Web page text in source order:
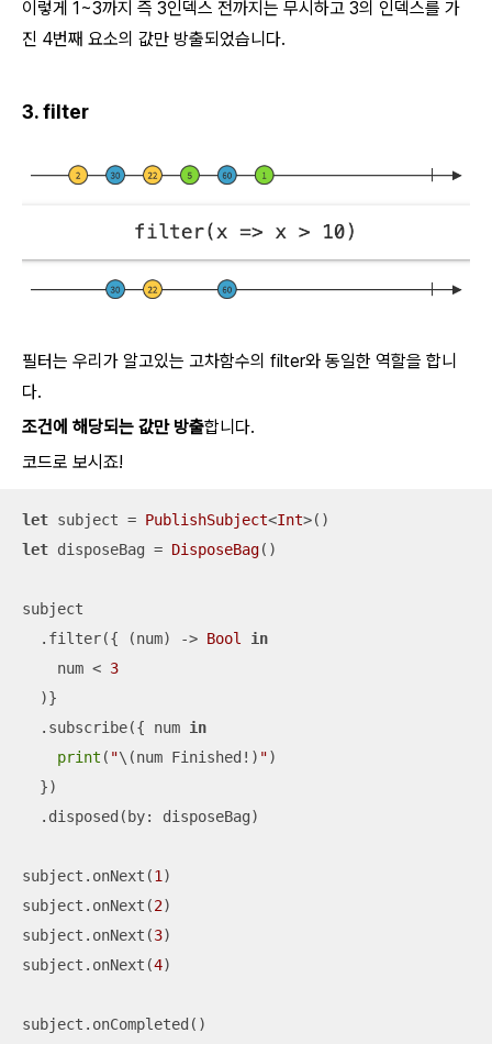
이렇게 1~3까지 즉 3인덱스 전까지는 무시하고 3의 인덱스를 가
진 4번째 요소의 값만 방출되었습니다.
3. filter
필터는 우리가 알고있는 고차함수의 filter와 동일한 역할을 합니
다.
조건에 해당되는 값만 방출합니다.
코드로 보시죠!
let subject = PublishSubject<Int
let disposeBag = DisposeBag()
subject
  .filter({ (num) ->
Bool
in
    num
< 3
  )}
  .subscribe({ num
in
print ( "\(num Finished ! ) ")
  })
  .disposed(by: disposeBag)
subject.onNext(1)
subject.onNext(2)
subject.onNext(3)
subject.onNext(4)
subject.onCompleted()